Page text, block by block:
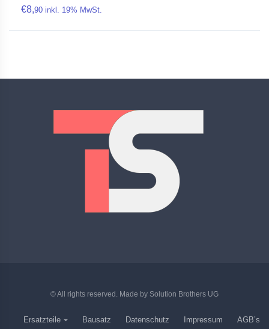
€8,90 inkl. 19% MwSt.
© All rights reserved. Made by Solution Brothers UG
Ersatzteile Bausatz Datenschutz Impressum AGB’s